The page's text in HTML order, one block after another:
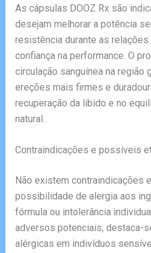
As cápsulas DOOZ Rx são
desejam melhorar a potência
resistência durante as
confiança na performance. O
circulação sanguínea na região
ereções mais firmes e
recuperação da libido e no
natural.
Contraindicações e possíveis
Não existem contraindicações
possibilidade de alergia aos
fórmula ou intolerância
adversos potenciais, destaca-
alérgicas em indivíduos